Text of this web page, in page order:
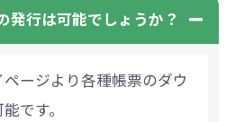
発行は可能でしょうか？
ージより各種帳票のダウ
です。